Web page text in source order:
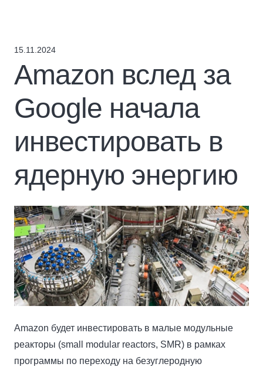
15.11.2024
Amazon вслед за
Google начала
инвестировать в
ядерную энергию
Amazon будет инвестировать в малые модульные
реакторы (small modular reactors, SMR) в рамках
программы по переходу на безуглеродную